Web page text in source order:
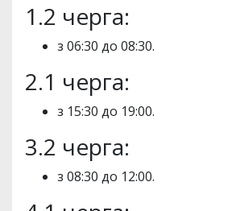
1.2 черга:
з 06:30 до 08:30.
2.1 черга:
з 15:30 до 19:00.
3.2 черга:
з 08:30 до 12:00.